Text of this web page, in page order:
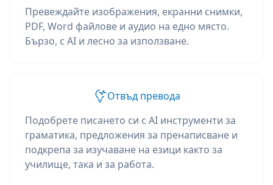
Превеждайте изображения, екранни снимки,
PDF, Word файлове и аудио на едно място.
Бързо, с AI и лесно за използване.
Отвъд превода
Подобрете писането си с AI инструменти за
граматика, предложения за пренаписване и
подкрепа за изучаване на езици както за
училище, така и за работа.